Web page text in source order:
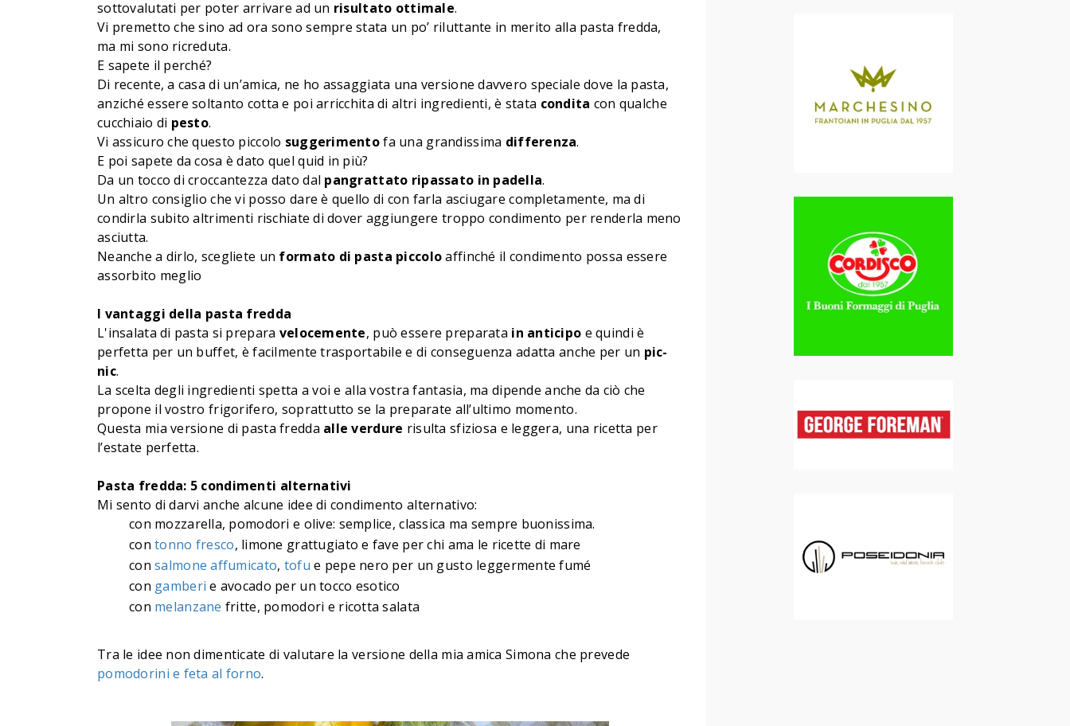
sottovalutati per poter arrivare ad un risultato ottimale.
Vi premetto che sino ad ora sono sempre stata un po’ riluttante in merito alla pasta fredda,
ma mi sono ricreduta.
E sapete il perché?
Di recente, a casa di un’amica, ne ho assaggiata una versione davvero speciale dove la pasta,
anziché essere soltanto cotta e poi arricchita di altri ingredienti, è stata condita con qualche
cucchiaio di pesto.
Vi assicuro che questo piccolo suggerimentofa una grandissima differenza.
E poi sapete da cosa è dato quel quid in più?
Da un tocco di croccantezza dato dal pangrattato ripassato in padella.
Un altro consiglio che vi posso dare è quello di con farla asciugare completamente, ma di
condirla subito altrimenti rischiate di dover aggiungere troppo condimento per renderla meno
asciutta.
Neanche a dirlo, scegliete un formato di pasta piccoloaffinché il condimento possa essere
assorbito meglio
I vantaggi della pasta fredda
L'insalata di pasta si prepara velocemente, può essere preparata in anticipo e quindi è
perfetta per un buffet, è facilmente trasportabile e di conseguenza adatta anche per un pic-
nic.
La scelta degli ingredienti spetta a voi e alla vostra fantasia, ma dipende anche da ciò che
propone il vostro frigorifero, soprattutto se la preparate all’ultimo momento.
Questa mia versione di pasta fredda alle verdure risulta sfiziosa e leggera, una ricetta per
l’estate perfetta.
Pasta fredda: 5 condimenti alternativi
Mi sento di darvi anche alcune idee di condimento alternativo:
con mozzarella, pomodori e olive: semplice, classica ma sempre buonissima.
contonno fresco, limone grattugiato e fave per chi ama le ricette di mare
consalmone affumicato, tofu e pepe nero per un gusto leggermente fumé
con gamberi e avocado per un tocco esotico
con melanzane fritte, pomodori e ricotta salata
Tra le idee non dimenticate di valutare la versione della mia amica Simona che prevede
pomodorini e feta al forno.